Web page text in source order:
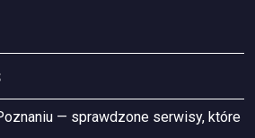
— sprawdzone serwisy, które